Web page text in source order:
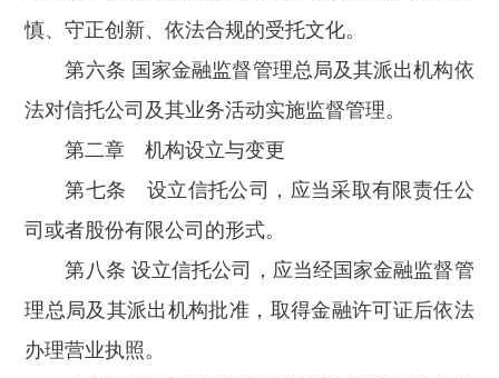
慎、守正创新、依法合规的受托文化。
第六条 国家金融监督管理总局及其派出机构依
法对信托公司及其业务活动实施监督管理。
第二章 机构设立与变更
第七条 设立信托公司，应当采取有限责任公
司或者股份有限公司的形式。
第八条 设立信托公司，应当经国家金融监督管
理总局及其派出机构批准，取得金融许可证后依法
办理营业执照。